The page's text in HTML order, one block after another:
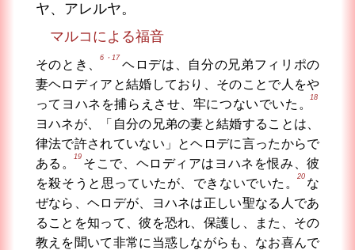
ヤ、アレルヤ。
マルコによる福音
そのとき、
6・17
ヘロデは、自分の兄弟フィリポの
妻ヘロディアと結婚しており、そのことで人をや
ってヨハネを捕らえさせ、牢につないでいた。
18
ヨハネが、「自分の兄弟の妻と結婚することは、
律法で許されていない」とヘロデに言ったからで
ある。
19
そこで、ヘロディアはヨハネを恨み、彼
を殺そうと思っていたが、できないでいた。
20
な
ぜなら、ヘロデが、ヨハネは正しい聖なる人であ
ることを知って、彼を恐れ、保護し、また、その
教えを聞いて非常に当惑しながらも、なお喜んで